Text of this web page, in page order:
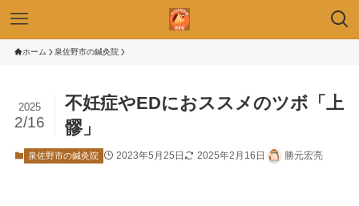
ホーム 泉佐野市の鍼灸院
不妊症やEDにおススメのツボ「上
髎」
2025
2/16
泉佐野市の鍼灸院 2023年5月25日 2025年2月16日 勝元宏亮